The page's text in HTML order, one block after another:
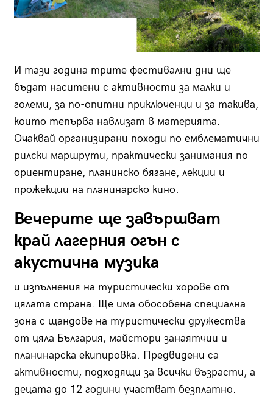
И тази година трите фестивални дни ще
бъдат наситени с активности за малки и
големи, за по-опитни приключенци и за такива,
които тепърва навлизат в материята.
Очаквай организирани походи по емблематични
рилски маршрути, практически занимания по
ориентиране, планинско бягане, лекции и
прожекции на планинарско кино.
Вечерите ще завършват
край лагерния огън с
акустична музика
и изпълнения на туристически хорове от
цялата страна. Ще има обособена специална
зона с щандове на туристически дружества
от цяла България, майстори занаятчии и
планинарска екипировка. Предвидени са
активности, подходящи за всички възрасти, а
децата до 12 години участват безплатно.